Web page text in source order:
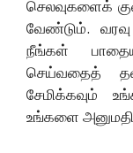
செலவுகளைக்
வேண்டும்.
நீங்கள்
செய்வதைத்
சேமிக்கவும்
உங்களை